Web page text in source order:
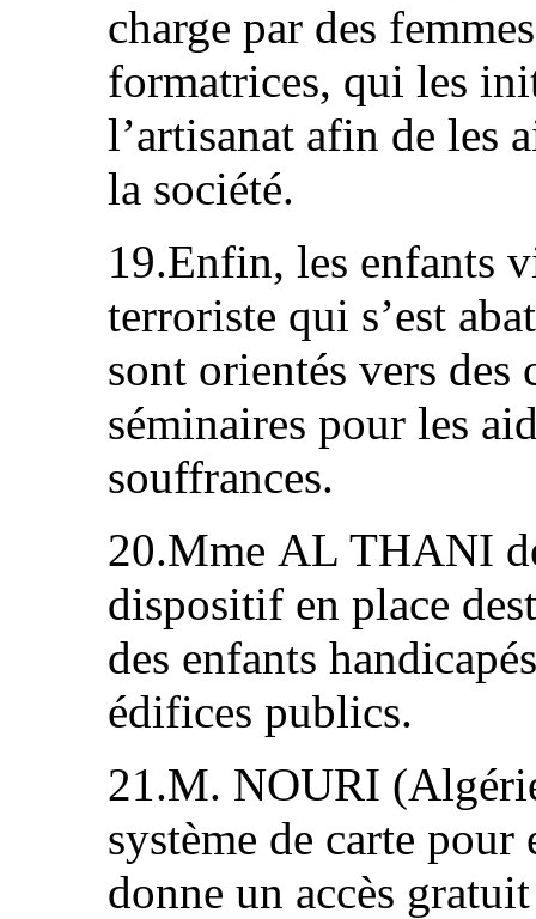
charge par des
formatrices, qui les
l’artisanat afin de les
la société.
19.Enfin, les enfants
terroriste qui s’est
sont orientés vers des
séminaires pour les
souffrances.
20.Mme AL THANI
dispositif en place
des enfants
édifices publics.
21.M. NOURI
système de carte
donne un accès